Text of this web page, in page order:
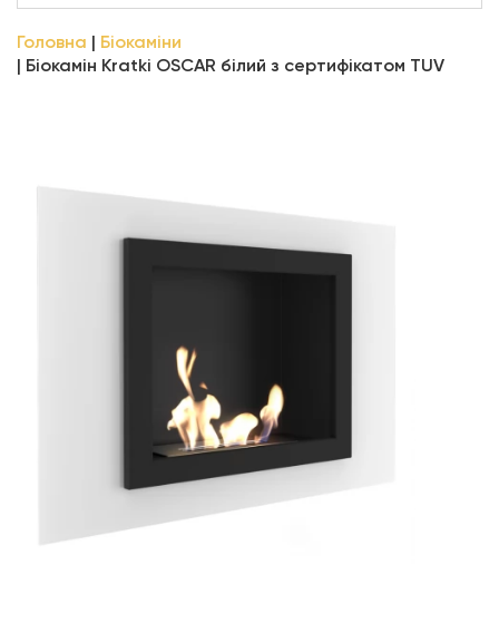
Головна
Біокаміни
Біокамін Kratki OSCAR білий з сертифікатом TUV